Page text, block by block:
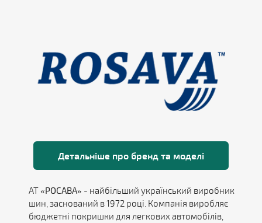
АТ «РОСАВА» - найбільший український виробник
шин, заснований в 1972 році. Компанія виробляє
бюджетні покришки для легкових автомобілів,
Детальніше про бренд та моделі